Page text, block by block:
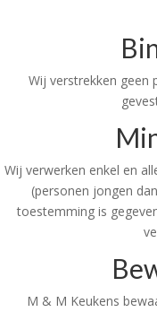
Wij verstrekken geen
Wij verwerken enkel en
(personen jongen
toestemming is
M & M Keukens